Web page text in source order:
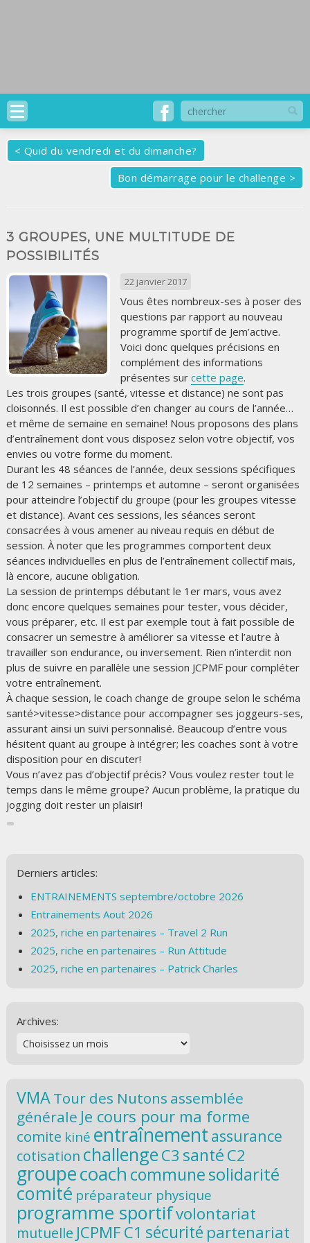
< Quid du vendredi et du dimanche?
Bon démarrage pour le challenge >
3 GROUPES, UNE MULTITUDE DE
POSSIBILITÉS
22 janvier 2017
Vous êtes nombreux-ses à poser des
questions par rapport au nouveau
programme sportif de Jem’active.
Voici donc quelques précisions en
complément des informations
présentes sur cette page.
Les trois groupes (santé, vitesse et distance) ne sont pas
cloisonnés. Il est possible d’en changer au cours de l’année…
et même de semaine en semaine! Nous proposons des plans
d’entraînement dont vous disposez selon votre objectif, vos
envies ou votre forme du moment.
Durant les 48 séances de l’année, deux sessions spécifiques
de 12 semaines – printemps et automne – seront organisées
pour atteindre l’objectif du groupe (pour les groupes vitesse
et distance). Avant ces sessions, les séances seront
consacrées à vous amener au niveau requis en début de
session. À noter que les programmes comportent deux
séances individuelles en plus de l’entraînement collectif mais,
là encore, aucune obligation.
La session de printemps débutant le 1er mars, vous avez
donc encore quelques semaines pour tester, vous décider,
vous préparer, etc. Il est par exemple tout à fait possible de
consacrer un semestre à améliorer sa vitesse et l’autre à
travailler son endurance, ou inversement. Rien n’interdit non
plus de suivre en parallèle une session JCPMF pour compléter
votre entraînement.
À chaque session, le coach change de groupe selon le schéma
santé>vitesse>distance pour accompagner ses joggeurs-ses,
assurant ainsi un suivi personnalisé. Beaucoup d’entre vous
hésitent quant au groupe à intégrer; les coaches sont à votre
disposition pour en discuter!
Vous n’avez pas d’objectif précis? Vous voulez rester tout le
temps dans le même groupe? Aucun problème, la pratique du
jogging doit rester un plaisir!
Derniers articles:
ENTRAINEMENTS septembre/octobre 2026
Entrainements Aout 2026
2025, riche en partenaires – Travel 2 Run
2025, riche en partenaires – Run Attitude
2025, riche en partenaires – Patrick Charles
Archives:
VMATour des Nutons assemblée
générale Je cours pour ma forme
comite kiné entraînement assurance
cotisation challengeC3 santé C2
groupecoach communesolidarité
comité préparateur physique
programme sportifvolontariat
mutuelle JCPMF C1 sécurité partenariat